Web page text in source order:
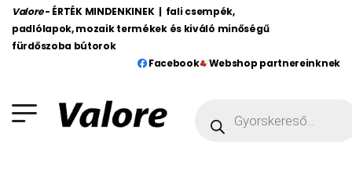
Valore - ÉRTÉK MINDENKINEK | fali csempék,
padlólapok, mozaik termékek és kiváló minőségű
fürdőszoba bútorok
Facebook
Webshop partnereinknek